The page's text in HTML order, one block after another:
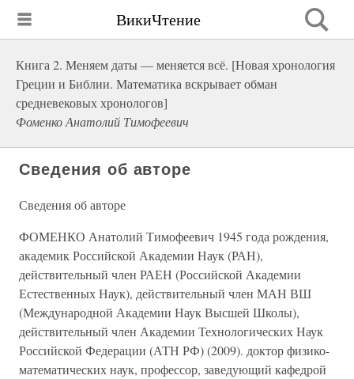
ВикиЧтение
Книга 2. Меняем даты — меняется всё. [Новая хронология
Греции и Библии. Математика вскрывает обман
средневековых хронологов]
Фоменко Анатолий Тимофеевич
Сведения об авторе
Сведения об авторе
ФОМЕНКО Анатолий Тимофеевич 1945 года рождения,
академик Российской Академии Наук (РАН),
действительный член РАЕН (Российской Академии
Естественных Наук), действительный член МАН ВШ
(Международной Академии Наук Высшей Школы),
действительный член Академии Технологических Наук
Российской Федерации (АТН РФ) (2009). доктор физико-
математических наук, профессор, заведующий кафедрой